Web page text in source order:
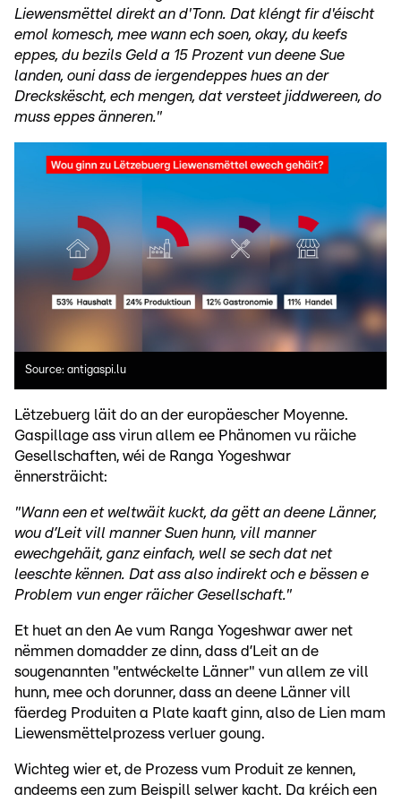
Liewensmëttel direkt an d'Tonn. Dat kléngt fir d'éischt
emol komesch, mee wann ech soen, okay, du keefs
eppes, du bezils Geld a 15 Prozent vun deene Sue
landen, ouni dass de iergendeppes hues an der
Dreckskëscht, ech mengen, dat versteet jiddwereen, do
muss eppes änneren."
Source: antigaspi.lu
Lëtzebuerg läit do an der europäescher Moyenne.
Gaspillage ass virun allem ee Phänomen vu räiche
Gesellschaften, wéi de Ranga Yogeshwar
ënnersträicht:
"Wann een et weltwäit kuckt, da gëtt an deene Länner,
wou d’Leit vill manner Suen hunn, vill manner
ewechgehäit, ganz einfach, well se sech dat net
leeschte kënnen. Dat ass also indirekt och e bëssen e
Problem vun enger räicher Gesellschaft."
Et huet an den Ae vum Ranga Yogeshwar awer net
nëmmen domadder ze dinn, dass d’Leit an de
sougenannten "entwéckelte Länner" vun allem ze vill
hunn, mee och dorunner, dass an deene Länner vill
fäerdeg Produiten a Plate kaaft ginn, also de Lien mam
Liewensmëttelprozess verluer goung.
Wichteg wier et, de Prozess vum Produit ze kennen,
andeems een zum Beispill selwer kacht. Da kréich een